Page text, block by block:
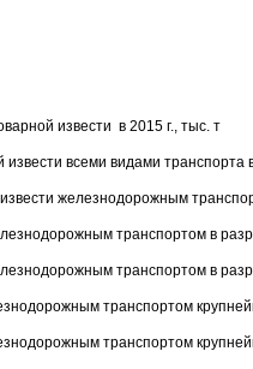
извести в 2015 г., тыс. т
всеми видами транспорта
железнодорожным
транспортом в
транспортом в
транспортом
транспортом